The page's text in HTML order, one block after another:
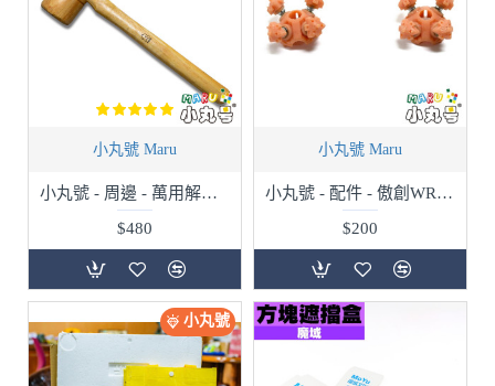
小丸號 Maru
小丸號 - 周邊 - 萬用解法槌 Cube Smasher
$480
小丸號 Maru
小丸號 - 配件 - 傲創WRM 軸磁套件
$200
小丸號